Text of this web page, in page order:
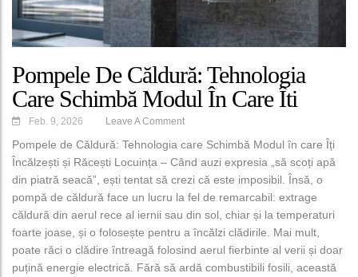
Pompele De Căldură: Tehnologia
Care Schimbă Modul În Care Îți
Încălzești Și Răcești Locuința
Feb. 9, 2026 Leave A Comment
Pompele de Căldură: Tehnologia care Schimbă Modul în care Îți
Încălzești și Răcești Locuința – Când auzi expresia „să scoți apă
din piatră seacă”, ești tentat să crezi că este imposibil. Însă, o
pompă de căldură face un lucru la fel de remarcabil: extrage
căldură din aerul rece al iernii sau din sol, chiar și la temperaturi
foarte joase, și o folosește pentru a încălzi clădirile. Mai mult,
poate răci o clădire întreagă folosind aerul fierbinte al verii și doar
puțină energie electrică. Fără să ardă combustibili fosili, această